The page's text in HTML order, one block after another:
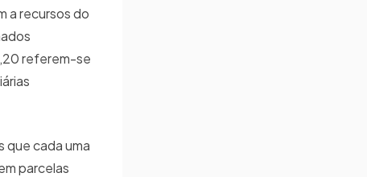
a recursos do
referem-se
que cada uma
parcelas